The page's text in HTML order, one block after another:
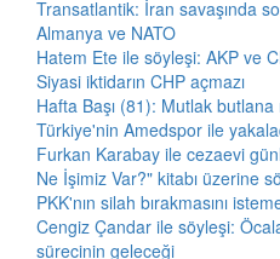
Transatlantik: İran savaşında
Almanya ve NATO
Hatem Ete ile söyleşi: AKP ve
Siyasi iktidarın CHP açmazı
Hafta Başı (81): Mutlak butlana
Türkiye'nin Amedspor ile
Furkan Karabay ile cezaevi
Ne İşimiz Var?" kitabı üzerine
PKK'nın silah bırakmasını
Cengiz Çandar ile söyleşi:
sürecinin geleceği